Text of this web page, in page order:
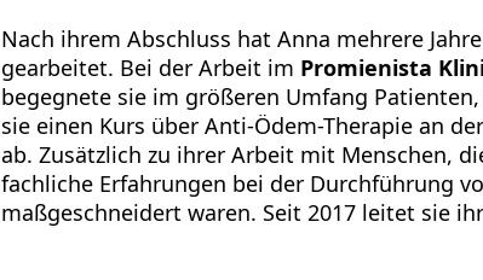
Nach ihrem Abschluss hat Anna mehrere
gearbeitet. Bei der Arbeit im Promienista
begegnete sie im größeren Umfang
sie einen Kurs über Anti-Ödem-Therapie an
ab. Zusätzlich zu ihrer Arbeit mit Menschen,
fachliche Erfahrungen bei der Durchführung
maßgeschneidert waren. Seit 2017 leitet sie